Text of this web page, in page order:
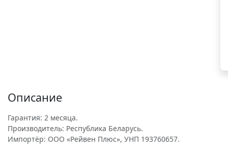
Описание
Гарантия: 2 месяца.
Производитель: Республика Беларусь.
Импортёр: ООО «Рейвен Плюс», УНП 193760657.